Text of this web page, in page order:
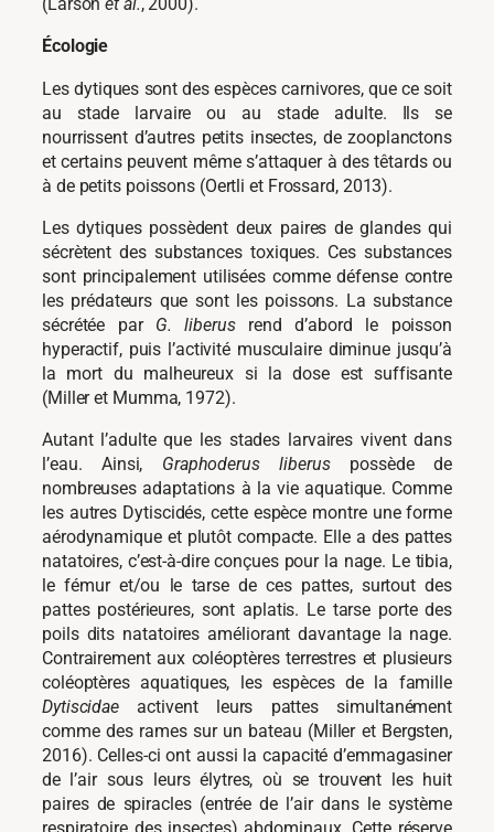
Écologie
Les dytiques sont des espèces carnivores, que ce soit
au stade larvaire ou au stade adulte. Ils se
nourrissent d’autres petits insectes, de zooplanctons
et certains peuvent même s’attaquer à des têtards ou
à de petits poissons (Oertli et Frossard, 2013).
Les dytiques possèdent deux paires de glandes qui
sécrètent des substances toxiques. Ces substances
sont principalement utilisées comme défense contre
les prédateurs que sont les poissons. La substance
sécrétée par G. liberusrend d’abord le poisson
hyperactif, puis l’activité musculaire diminue jusqu’à
la mort du malheureux si la dose est suffisante
(Miller et Mumma, 1972).
Autant l’adulte que les stades larvaires vivent dans
l’eau. Ainsi, Graphoderus liberuspossède de
nombreuses adaptations à la vie aquatique. Comme
les autres Dytiscidés, cette espèce montre une forme
aérodynamique et plutôt compacte. Elle a des pattes
natatoires, c’est-à-dire conçues pour la nage. Le tibia,
le fémur et/ou le tarse de ces pattes, surtout des
pattes postérieures, sont aplatis. Le tarse porte des
poils dits natatoires améliorant davantage la nage.
Contrairement aux coléoptères terrestres et plusieurs
coléoptères aquatiques, les espèces de la famille
Dytiscidaeactivent leurs pattes simultanément
comme des rames sur un bateau (Miller et Bergsten,
2016). Celles-ci ont aussi la capacité d’emmagasiner
de l’air sous leurs élytres, où se trouvent les huit
paires de spiracles (entrée de l’air dans le système